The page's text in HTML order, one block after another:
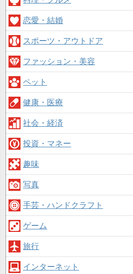
恋愛・結婚
スポーツ・アウトドア
ファッション・美容
ペット
健康・医療
社会・経済
投資・マネー
趣味
写真
手芸・ハンドクラフト
ゲーム
旅行
インターネット